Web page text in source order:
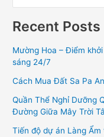
Recent Posts
Mường Hoa – Điểm
sáng 24/7
Cách Mua Đất Sa Pa
Quần Thể Nghỉ Dưỡng
Đường Giữa Mây Trời
Tiến độ dự án Làng